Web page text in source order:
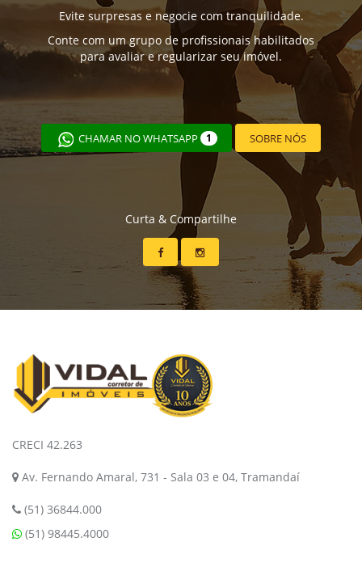
Evite surpresas e negocie com tranquilidade.
Conte com um grupo de profissionais habilitados
para avaliar e regularizar seu imóvel.
CHAMAR NO WHATSAPP 1 SOBRE NÓS
Curta & Compartilhe
CRECI 42.263
Av. Fernando Amaral, 731 - Sala 03 e 04, Tramandaí
(51) 36844.000
(51) 98445.4000